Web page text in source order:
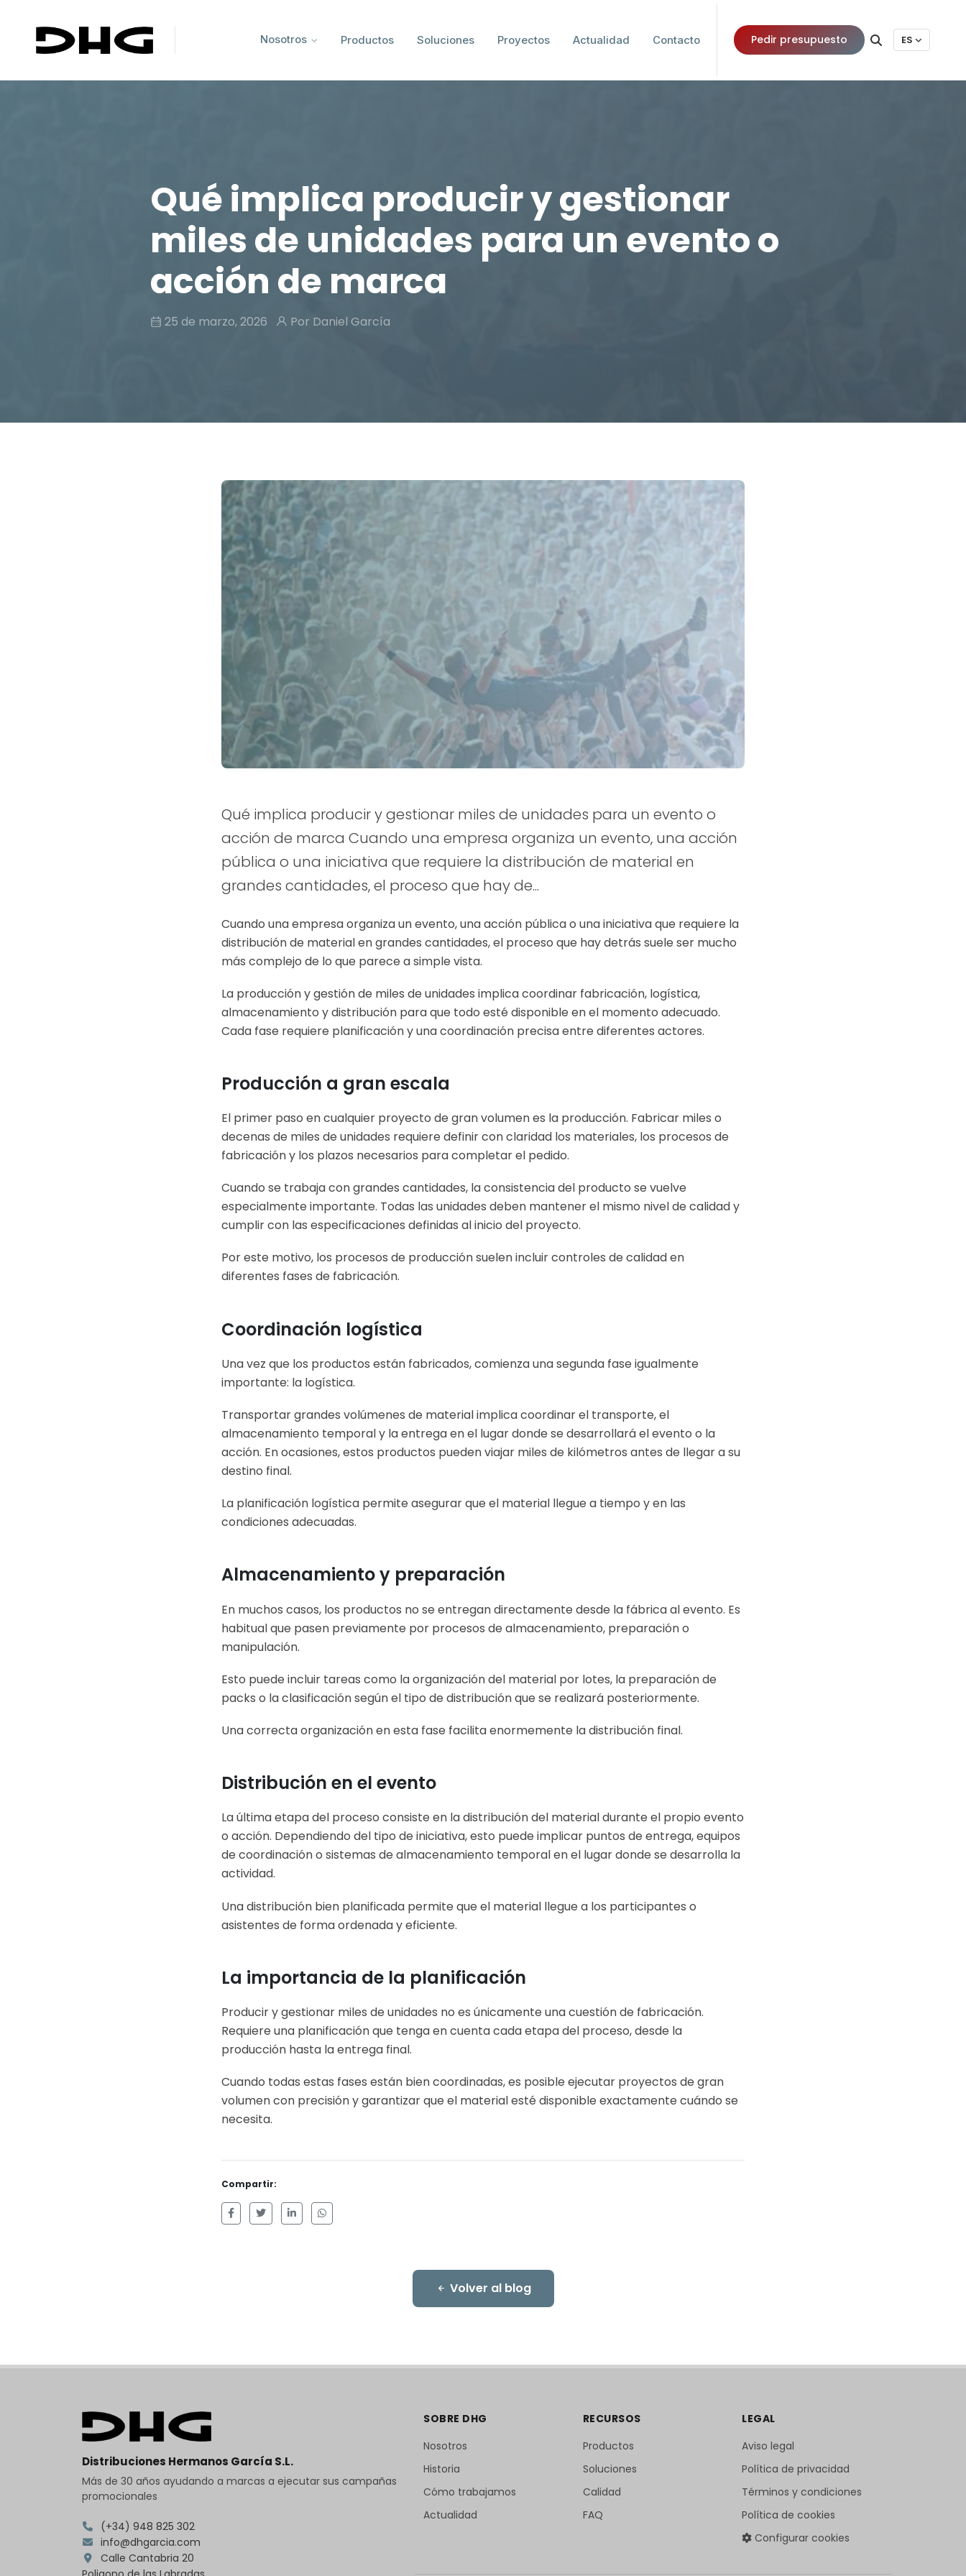
Nosotros Productos Soluciones Proyectos Actualidad Contacto Pedir presupuesto ES
Qué implica producir y gestionar
miles de unidades para un evento o
acción de marca
25 de marzo, 2026 Por Daniel García
Qué implica producir y gestionar miles de unidades para un evento o
acción de marca Cuando una empresa organiza un evento, una acción
pública o una iniciativa que requiere la distribución de material en
grandes cantidades, el proceso que hay de...
Cuando una empresa organiza un evento, una acción pública o una iniciativa que requiere la
distribución de material en grandes cantidades, el proceso que hay detrás suele ser mucho
más complejo de lo que parece a simple vista.
La producción y gestión de miles de unidades implica coordinar fabricación, logística,
almacenamiento y distribución para que todo esté disponible en el momento adecuado.
Cada fase requiere planificación y una coordinación precisa entre diferentes actores.
Producción a gran escala
El primer paso en cualquier proyecto de gran volumen es la producción. Fabricar miles o
decenas de miles de unidades requiere definir con claridad los materiales, los procesos de
fabricación y los plazos necesarios para completar el pedido.
Cuando se trabaja con grandes cantidades, la consistencia del producto se vuelve
especialmente importante. Todas las unidades deben mantener el mismo nivel de calidad y
cumplir con las especificaciones definidas al inicio del proyecto.
Por este motivo, los procesos de producción suelen incluir controles de calidad en
diferentes fases de fabricación.
Coordinación logística
Una vez que los productos están fabricados, comienza una segunda fase igualmente
importante: la logística.
Transportar grandes volúmenes de material implica coordinar el transporte, el
almacenamiento temporal y la entrega en el lugar donde se desarrollará el evento o la
acción. En ocasiones, estos productos pueden viajar miles de kilómetros antes de llegar a su
destino final.
La planificación logística permite asegurar que el material llegue a tiempo y en las
condiciones adecuadas.
Almacenamiento y preparación
En muchos casos, los productos no se entregan directamente desde la fábrica al evento. Es
habitual que pasen previamente por procesos de almacenamiento, preparación o
manipulación.
Esto puede incluir tareas como la organización del material por lotes, la preparación de
packs o la clasificación según el tipo de distribución que se realizará posteriormente.
Una correcta organización en esta fase facilita enormemente la distribución final.
Distribución en el evento
La última etapa del proceso consiste en la distribución del material durante el propio evento
o acción. Dependiendo del tipo de iniciativa, esto puede implicar puntos de entrega, equipos
de coordinación o sistemas de almacenamiento temporal en el lugar donde se desarrolla la
actividad.
Una distribución bien planificada permite que el material llegue a los participantes o
asistentes de forma ordenada y eficiente.
La importancia de la planificación
Producir y gestionar miles de unidades no es únicamente una cuestión de fabricación.
Requiere una planificación que tenga en cuenta cada etapa del proceso, desde la
producción hasta la entrega final.
Cuando todas estas fases están bien coordinadas, es posible ejecutar proyectos de gran
volumen con precisión y garantizar que el material esté disponible exactamente cuándo se
necesita.
Compartir:
Volver al blog
Distribuciones Hermanos García S.L.
Más de 30 años ayudando a marcas a ejecutar sus campañas
promocionales
(+34) 948 825 302
info@dhgarcia.com
Calle Cantabria 20
SOBRE DHG
Nosotros
Historia
Cómo trabajamos
Actualidad
RECURSOS
Productos
Soluciones
Calidad
FAQ
LEGAL
Aviso legal
Política de privacidad
Términos y condiciones
Política de cookies
Configurar cookies